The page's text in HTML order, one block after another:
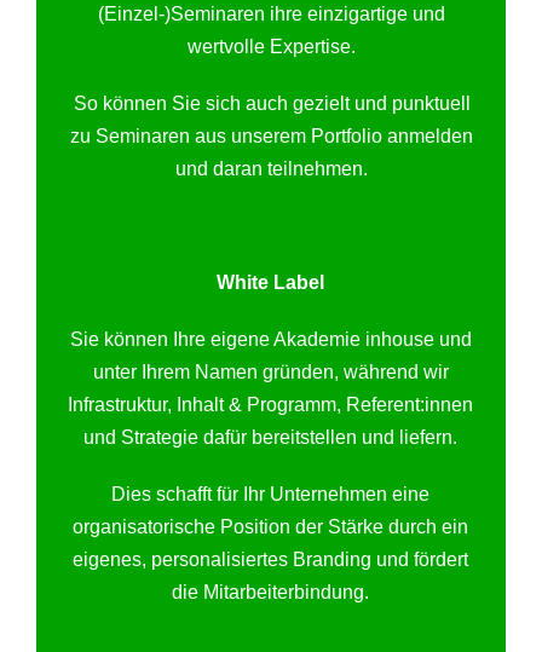
(Einzel-)Seminaren ihre einzigartige und
wertvolle Expertise.
So können Sie sich auch gezielt und punktuell
zu Seminaren aus unserem Portfolio anmelden
und daran teilnehmen.
White Label
Sie können Ihre eigene Akademie inhouse und
unter Ihrem Namen gründen, während wir
Infrastruktur, Inhalt & Programm, Referent:innen
und Strategie dafür bereitstellen und liefern.
Dies schafft für Ihr Unternehmen eine
organisatorische Position der Stärke durch ein
eigenes, personalisiertes Branding und fördert
die Mitarbeiterbindung.